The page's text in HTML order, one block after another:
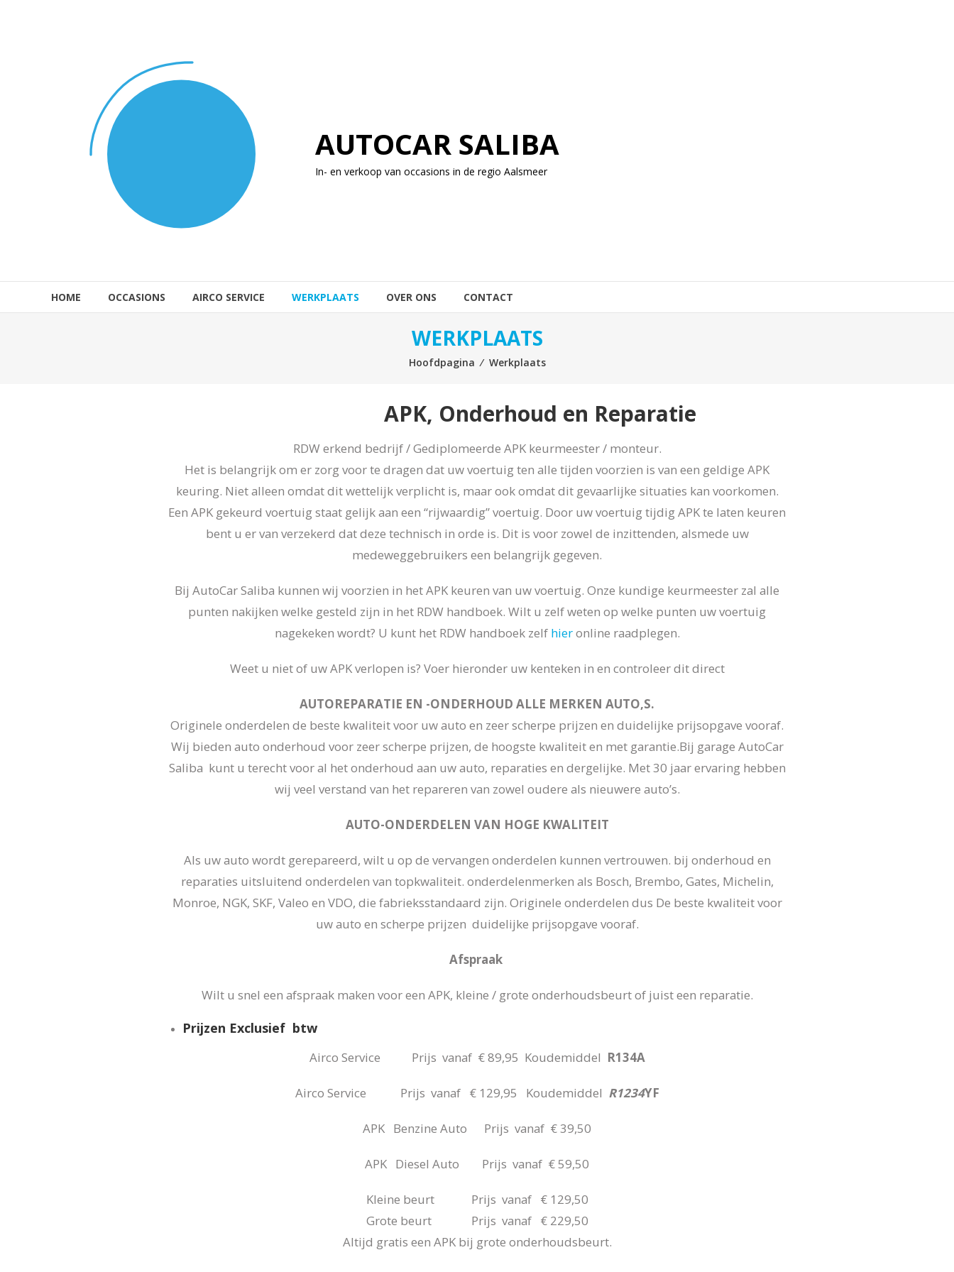
AUTOCAR SALIBA
In- en verkoop van occasions in de regio Aalsmeer
HOME OCCASIONS AIRCO SERVICE WERKPLAATS OVER ONS CONTACT
WERKPLAATS
Hoofdpagina ⁄ Werkplaats
APK, Onderhoud en Reparatie
RDW erkend bedrijf / Gediplomeerde APK keurmeester / monteur.
Het is belangrijk om er zorg voor te dragen dat uw voertuig ten alle tijden voorzien is van een geldige APK
keuring. Niet alleen omdat dit wettelijk verplicht is, maar ook omdat dit gevaarlijke situaties kan voorkomen.
Een APK gekeurd voertuig staat gelijk aan een “rijwaardig” voertuig. Door uw voertuig tijdig APK te laten keuren
bent u er van verzekerd dat deze technisch in orde is. Dit is voor zowel de inzittenden, alsmede uw
medeweggebruikers een belangrijk gegeven.
Bij AutoCar Saliba kunnen wij voorzien in het APK keuren van uw voertuig. Onze kundige keurmeester zal alle
punten nakijken welke gesteld zijn in het RDW handboek. Wilt u zelf weten op welke punten uw voertuig
nagekeken wordt? U kunt het RDW handboek zelf hieronline raadplegen.
Weet u niet of uw APK verlopen is? Voer hieronder uw kenteken in en controleer dit direct
AUTOREPARATIE EN -ONDERHOUD ALLE MERKEN AUTO,S.
Originele onderdelen de beste kwaliteit voor uw auto en zeer scherpe prijzen en duidelijke prijsopgave vooraf.
Wij bieden auto onderhoud voor zeer scherpe prijzen, de hoogste kwaliteit en met garantie.Bij garage AutoCar
Saliba kunt u terecht voor al het onderhoud aan uw auto, reparaties en dergelijke. Met 30 jaar ervaring hebben
wij veel verstand van het repareren van zowel oudere als nieuwere auto’s.
AUTO-ONDERDELEN VAN HOGE KWALITEIT
Als uw auto wordt gerepareerd, wilt u op de vervangen onderdelen kunnen vertrouwen. bij onderhoud en
reparaties uitsluitend onderdelen van topkwaliteit. onderdelenmerken als Bosch, Brembo, Gates, Michelin,
Monroe, NGK, SKF, Valeo en VDO, die fabrieksstandaard zijn. Originele onderdelen dus De beste kwaliteit voor
uw auto en scherpe prijzen duidelijke prijsopgave vooraf.
Afspraak
Wilt u snel een afspraak maken voor een APK, kleine / grote onderhoudsbeurt of juist een reparatie.
Prijzen Exclusief btw
Airco Service Prijs vanaf € 89,95 Koudemiddel R134A
Airco Service Prijs vanaf € 129,95 Koudemiddel R1234YF
APK Benzine Auto Prijs vanaf € 39,50
APK Diesel Auto Prijs vanaf € 59,50
Kleine beurt Prijs vanaf € 129,50
Grote beurt Prijs vanaf € 229,50
Altijd gratis een APK bij grote onderhoudsbeurt.